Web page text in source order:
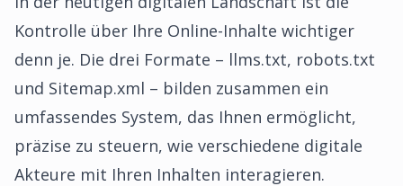
Kontrolle über Ihre Online-Inhalte wichtiger
denn je. Die drei Formate – llms.txt, robots.txt
und Sitemap.xml – bilden zusammen ein
umfassendes System, das Ihnen ermöglicht,
präzise zu steuern, wie verschiedene digitale
Akteure mit Ihren Inhalten interagieren.